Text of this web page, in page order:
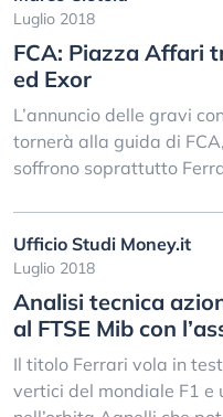
Luglio 2018
FCA: Piazza Affari
ed Exor
L’annuncio delle gravi
tornerà alla guida di
soffrono soprattutto
Ufficio Studi Money.it
Luglio 2018
Analisi tecnica
al FTSE Mib con
Il titolo Ferrari vola in
vertici del mondiale F1 e